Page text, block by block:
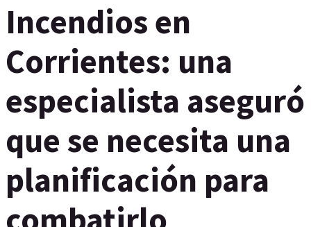
Incendios en
Corrientes: una
especialista aseguró
que se necesita una
planificación para